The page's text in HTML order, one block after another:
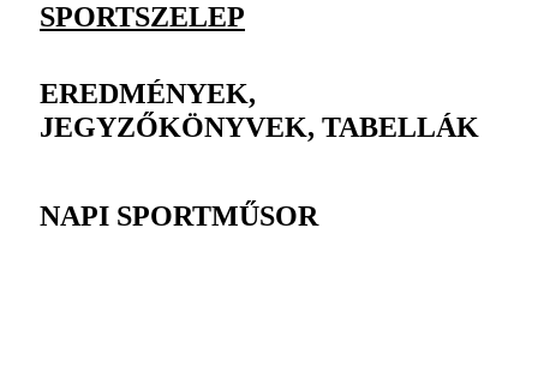
SPORTSZELEP
EREDMÉNYEK,
JEGYZŐKÖNYVEK, TABELLÁK
NAPI SPORTMŰSOR